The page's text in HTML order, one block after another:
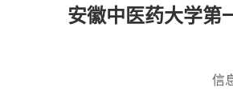
安徽中医药大学第
信